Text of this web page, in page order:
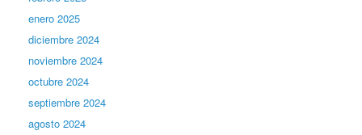
enero 2025
diciembre 2024
noviembre 2024
octubre 2024
septiembre 2024
agosto 2024